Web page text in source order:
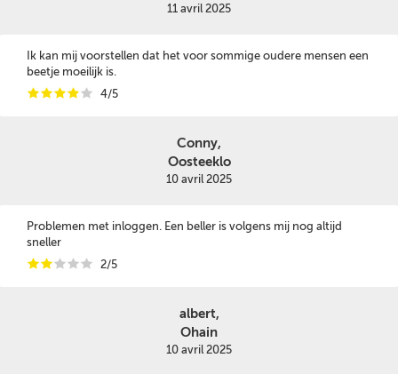
11 avril 2025
Ik kan mij voorstellen dat het voor sommige oudere mensen een
beetje moeilijk is.
iiiii 4/5
Conny,
Oosteeklo
10 avril 2025
Problemen met inloggen. Een beller is volgens mij nog altijd
sneller
iiiii 2/5
albert,
Ohain
10 avril 2025